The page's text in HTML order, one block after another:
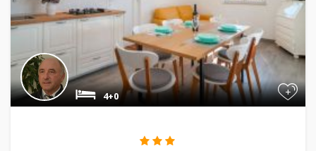
+
4+0